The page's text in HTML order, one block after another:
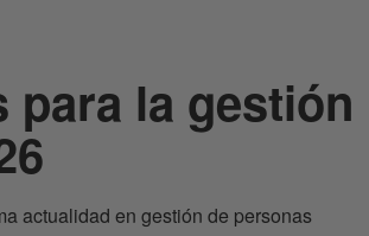
para la gestión
actualidad en gestión de personas